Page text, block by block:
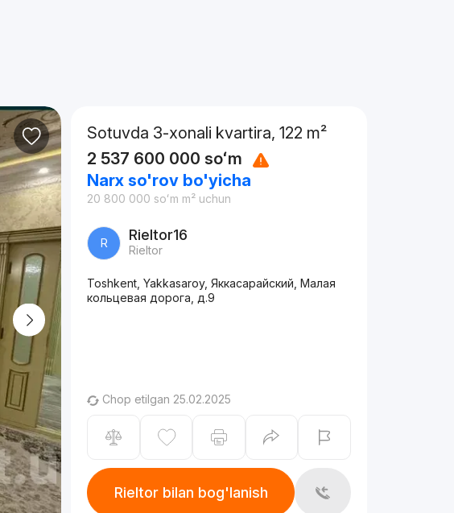
Sotuvda 3-xonali kvartira, 122 m²
2 537 600 000 soʻm
Narx so'rov bo'yicha
20 800 000 soʻm m² uchun
R Rieltor16
Rieltor
Toshkent, Yakkasaroy, Яккасарайский, Малая
кольцевая дорога, д.9
Chop etilgan 25.02.2025
Rieltor bilan bog'lanish